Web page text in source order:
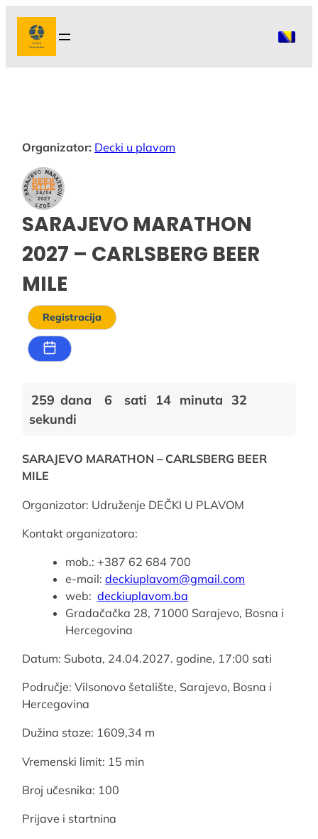
Idi
sadržaj
Organizator: Decki u plavom
SARAJEVO MARATHON
2027 – CARLSBERG BEER
MILE
Registracija
259 dana 6 sati 14 minuta 32
sekundi
SARAJEVO MARATHON – CARLSBERG BEER
MILE
Organizator: Udruženje DEČKI U PLAVOM
Kontakt organizatora:
mob.: +387 62 684 700
e-mail:deckiuplavom@gmail.com
web:deckiuplavom.ba
Gradačačka 28, 71000 Sarajevo, Bosna i
Hercegovina
Datum: Subota, 24.04.2027. godine, 17:00 sati
Područje: Vilsonovo šetalište, Sarajevo, Bosna i
Hercegovina
Dužina staze: 1609,34 m
Vremenski limit: 15 min
Broj učesnika: 100
Prijave i startnina